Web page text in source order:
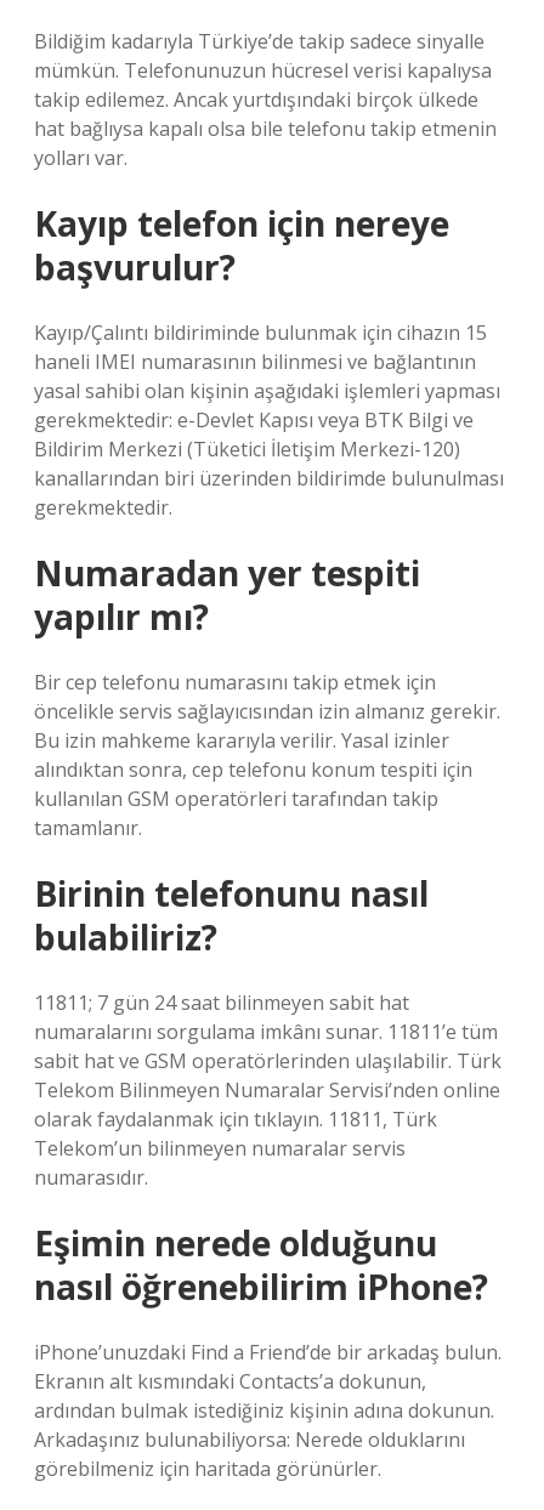
Bildiğim kadarıyla Türkiye’de takip sadece sinyalle
mümkün. Telefonunuzun hücresel verisi kapalıysa
takip edilemez. Ancak yurtdışındaki birçok ülkede
hat bağlıysa kapalı olsa bile telefonu takip etmenin
yolları var.
Kayıp telefon için nereye
başvurulur?
Kayıp/Çalıntı bildiriminde bulunmak için cihazın 15
haneli IMEI numarasının bilinmesi ve bağlantının
yasal sahibi olan kişinin aşağıdaki işlemleri yapması
gerekmektedir: e-Devlet Kapısı veya BTK Bilgi ve
Bildirim Merkezi (Tüketici İletişim Merkezi-120)
kanallarından biri üzerinden bildirimde bulunulması
gerekmektedir.
Numaradan yer tespiti
yapılır mı?
Bir cep telefonu numarasını takip etmek için
öncelikle servis sağlayıcısından izin almanız gerekir.
Bu izin mahkeme kararıyla verilir. Yasal izinler
alındıktan sonra, cep telefonu konum tespiti için
kullanılan GSM operatörleri tarafından takip
tamamlanır.
Birinin telefonunu nasıl
bulabiliriz?
11811; 7 gün 24 saat bilinmeyen sabit hat
numaralarını sorgulama imkânı sunar. 11811’e tüm
sabit hat ve GSM operatörlerinden ulaşılabilir. Türk
Telekom Bilinmeyen Numaralar Servisi’nden online
olarak faydalanmak için tıklayın. 11811, Türk
Telekom’un bilinmeyen numaralar servis
numarasıdır.
Eşimin nerede olduğunu
nasıl öğrenebilirim iPhone?
iPhone’unuzdaki Find a Friend’de bir arkadaş bulun.
Ekranın alt kısmındaki Contacts’a dokunun,
ardından bulmak istediğiniz kişinin adına dokunun.
Arkadaşınız bulunabiliyorsa: Nerede olduklarını
görebilmeniz için haritada görünürler.